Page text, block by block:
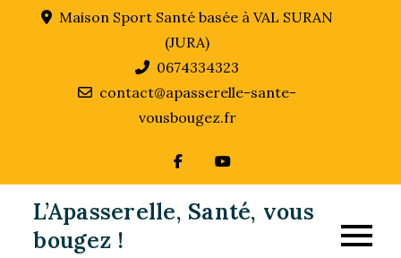
Maison Sport Santé basée à VAL SURAN
(JURA)
0674334323
contact@apasserelle-sante-
vousbougez.fr
L’Apasserelle, Santé, vous
bougez !